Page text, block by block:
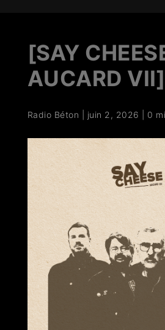
[SAY
AUCARD
Radio Béton juin 2, 2026 0